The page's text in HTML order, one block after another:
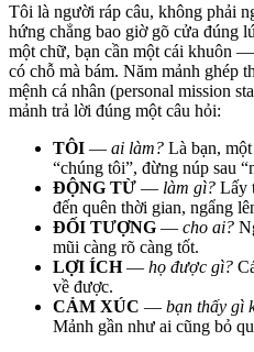
Tôi là người ráp câu, không phải
hứng chẳng bao giờ gõ cửa đúng
một chữ, bạn cần một cái khuôn
có chỗ mà bám. Năm mảnh ghép
mệnh cá nhân (personal mission
mảnh trả lời đúng một câu hỏi:
TÔI — ai làm? Là bạn,
“chúng tôi”, đừng núp sau
ĐỘNG TỪ — làm gì? Lấy
đến quên thời gian, ngẩng
ĐỐI TƯỢNG — cho ai?
mũi càng rõ càng tốt.
LỢI ÍCH— họ được gì?
về được.
CẢM XÚC — bạn thấy gì
Mảnh gần như ai cũng bỏ